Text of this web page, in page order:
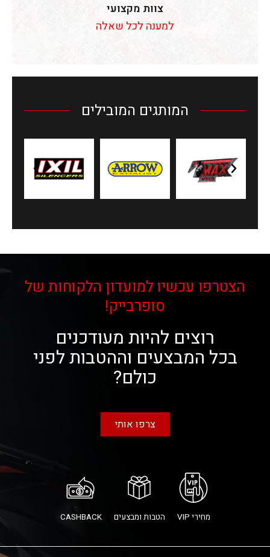
צוות מקצועי
למענה לכל שאלה
המותגים המובילים
הצטרפו עכשיו למועדון הלקוחות של
סופרבייק!
רוצים להיות מעודכנים
בכל המבצעים וההטבות לפני
כולם?
צרפו אותי
מחירי VIP הטבות ומבצעים CASHBACK